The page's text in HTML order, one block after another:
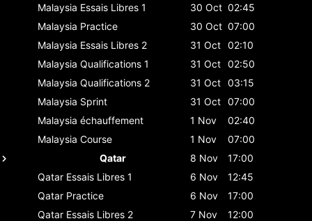
Malaysia Essais Libres 1 30 Oct 02:45
Malaysia Practice 30 Oct 07:00
Malaysia Essais Libres 2 31 Oct 02:10
Malaysia Qualifications 1 31 Oct 02:50
Malaysia Qualifications 2 31 Oct 03:15
Malaysia Sprint 31 Oct 07:00
Malaysia échauffement 1 Nov
02:40
Malaysia Course 1 Nov
07:00
Qatar
8 Nov
17:00
Qatar Essais Libres 1 6 Nov
12:45
Qatar Practice 6 Nov
17:00
Qatar Essais Libres 2 7 Nov
12:00